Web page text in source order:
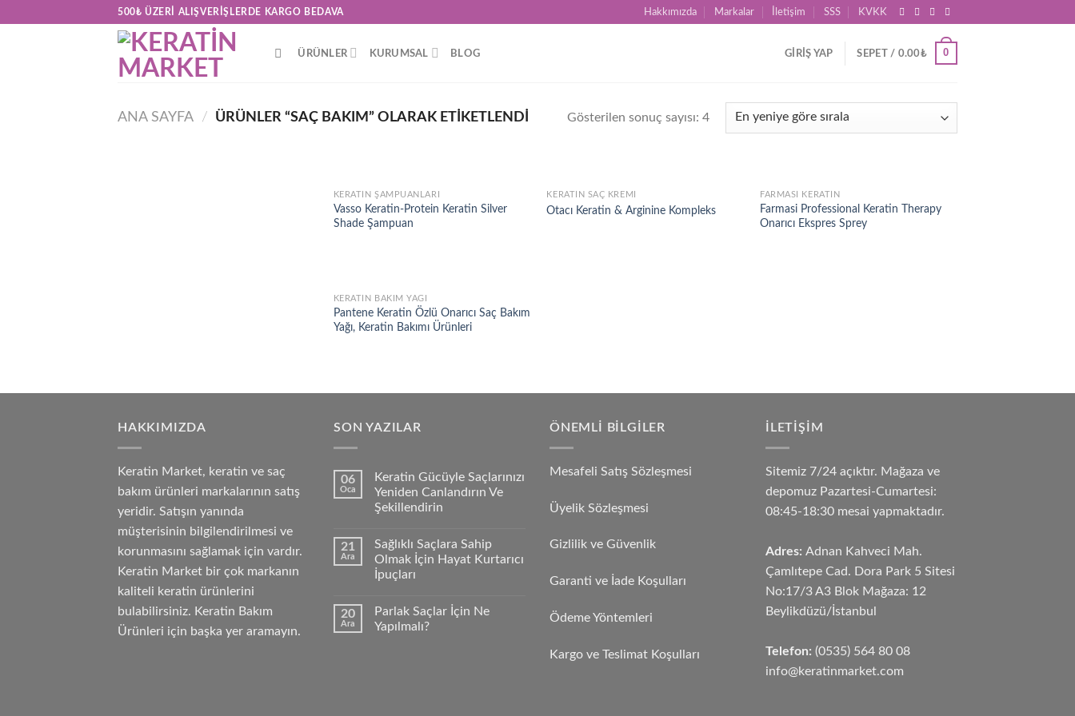
500₺ ÜZERI ALIŞVERIŞLERDE KARGO BEDAVA Hakkımızda Markalar İletişim SSS KVKK
ÜRÜNLER KURUMSAL BLOG GIRIŞ YAP SEPET / 0.00₺ 0
ANA SAYFA / ÜRÜNLER “SAÇ BAKIM” OLARAK ETIKETLENDI Gösterilen sonuç sayısı: 4
Add to
KERATIN ŞAMPUANLARI
Vasso Keratin-Protein Keratin Silver
Shade Şampuan
Add to
wishlist
KERATIN SAÇ KREMI
Otacı Keratin & Arginine Kompleks
Add to
wishlist
FARMASI KERATIN
Farmasi Professional Keratin Therapy
Onarıcı Ekspres Sprey
Add to
wishlist
KERATIN BAKIM YAĞI
Pantene Keratin Özlü Onarıcı Saç Bakım
Yağı, Keratin Bakımı Ürünleri
HAKKIMIZDA
Keratin Market, keratin ve saç
bakım ürünleri markalarının satış
yeridir. Satışın yanında
müşterisinin bilgilendirilmesi ve
korunmasını sağlamak için vardır.
Keratin Market bir çok markanın
kaliteli keratin ürünlerini
bulabilirsiniz. Keratin Bakım
Ürünleri için başka yer aramayın.
SON YAZILAR
06
Oca
Keratin Gücüyle Saçlarınızı
Yeniden Canlandırın Ve
Şekillendirin
21
Ara
Sağlıklı Saçlara Sahip
Olmak İçin Hayat Kurtarıcı
İpuçları
20
Ara
Parlak Saçlar İçin Ne
Yapılmalı?
ÖNEMLI BILGILER
Mesafeli Satış Sözleşmesi
Üyelik Sözleşmesi
Gizlilik ve Güvenlik
Garanti ve İade Koşulları
Ödeme Yöntemleri
Kargo ve Teslimat Koşulları
İLETIŞIM
Sitemiz 7/24 açıktır. Mağaza ve
depomuz Pazartesi-Cumartesi:
08:45-18:30 mesai yapmaktadır.
Adres: Adnan Kahveci Mah.
Çamlıtepe Cad. Dora Park 5 Sitesi
No:17/3 A3 Blok Mağaza: 12
Beylikdüzü/İstanbul
Telefon: (0535) 564 80 08
info@keratinmarket.com